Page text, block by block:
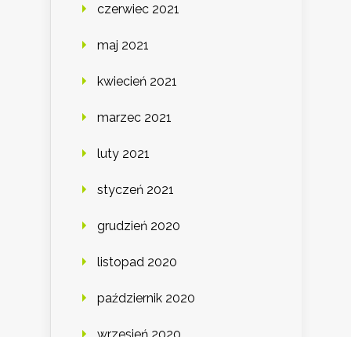
czerwiec 2021
maj 2021
kwiecień 2021
marzec 2021
luty 2021
styczeń 2021
grudzień 2020
listopad 2020
październik 2020